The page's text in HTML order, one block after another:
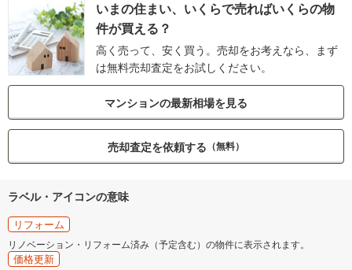
いまの住まい、いくらで売ればいくらの物
件が買える？
高く売って、安く買う。売却をお考えなら、まず
は無料売却査定をお試しください。
マンションの最新相場を見る
売却査定を依頼する （無料）
ラベル・アイコンの意味
リフォーム
リノベーション・リフォーム済み（予定含む）の物件に表示されます。
価格更新